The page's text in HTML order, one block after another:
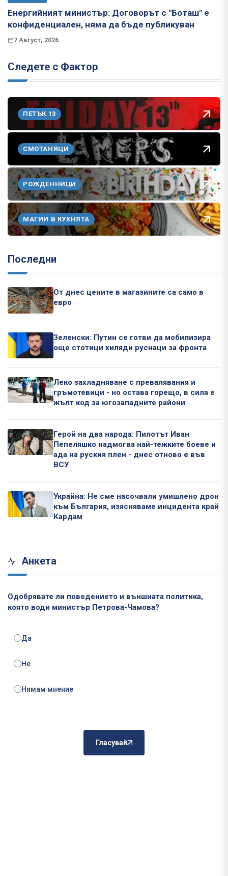
Енергийният министър: Договорът с "Боташ" е
конфиденциален, няма да бъде публикуван
7 Август, 2026
Следете с Фактор
ПЕТЪК 13
СМОТАНЯЦИ
РОЖДЕННИЦИ
МАГИИ В КУХНЯТА
Последни
От днес цените в магазините са само в
евро
Зеленски: Путин се готви да мобилизира
още стотици хиляди руснаци за фронта
Леко захладняване с превалявания и
гръмотевици - но остава горещо, в сила е
жълт код за югозападните райони
Герой на два народа: Пилотът Иван
Пепеляшко надмогва най-тежките боеве и
ада на руския плен - днес отново е във
ВСУ
Украйна: Не сме насочвали умишлено дрон
към България, изясняваме инцидента край
Кардам
Анкета
Одобрявате ли поведението и външната политика,
която води министър Петрова-Чамова?
Да
Не
Нямам мнение
Гласувай